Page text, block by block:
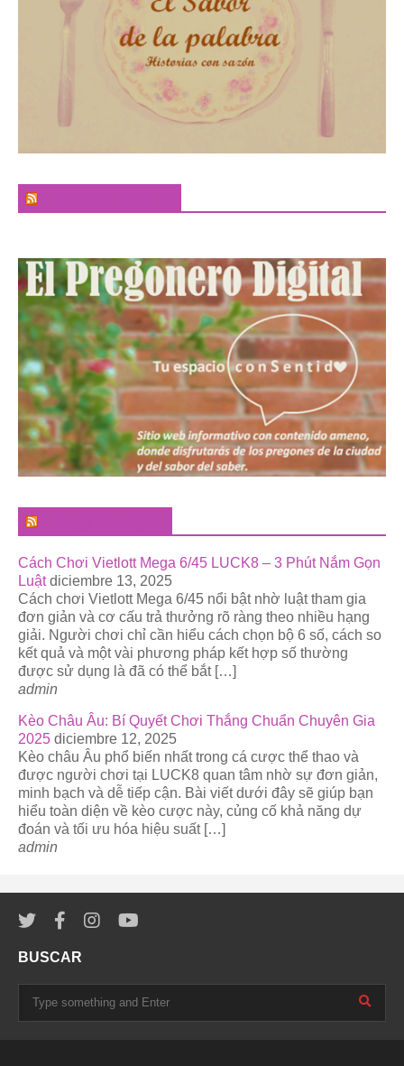
Cách Chơi Vietlott Mega 6/45 LUCK8 – 3 Phút Nắm Gọn
Luật diciembre 13, 2025
Cách chơi Vietlott Mega 6/45 nổi bật nhờ luật tham gia
đơn giản và cơ cấu trả thưởng rõ ràng theo nhiều hạng
giải. Người chơi chỉ cần hiểu cách chọn bộ 6 số, cách so
kết quả và một vài phương pháp kết hợp số thường
được sử dụng là đã có thể bắt […]
admin
Kèo Châu Âu: Bí Quyết Chơi Thắng Chuẩn Chuyên Gia
2025 diciembre 12, 2025
Kèo châu Âu phổ biến nhất trong cá cược thể thao và
được người chơi tại LUCK8 quan tâm nhờ sự đơn giản,
minh bạch và dễ tiếp cận. Bài viết dưới đây sẽ giúp bạn
hiểu toàn diện về kèo cược này, củng cố khả năng dự
đoán và tối ưu hóa hiệu suất […]
admin
BUSCAR